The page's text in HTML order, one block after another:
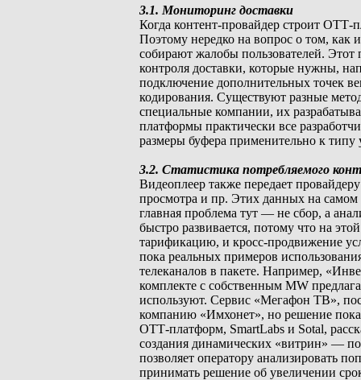
3.1. Мониторинг доставки
Когда контент-провайдер строит ОТТ-
Поэтому нередко на вопрос о том, как
собирают жалобы пользователей.
контроля доставки, которые нужны,
подключение дополнительных точек
кодирования. Существуют разные
специальные компании, их
платформы практически все
размеры буфера применительно к
3.2. Статистика потребляемого
Видеоплеер также передает
просмотра и пр. Этих данных на самом
главная проблема тут — не сбор, а
быстро развивается, потому что на
тарификацию, и кросс-продвижение
пока реальных примеров
телеканалов в пакете. Например,
комплекте с собственным MW
используют. Сервис «Мегафон ТВ»,
компанию «Имхонет», но решение пока
ОТТ-платформ, SmartLabs и Sotal,
создания динамических «витрин» —
позволяет оператору анализировать
принимать решение об увеличении